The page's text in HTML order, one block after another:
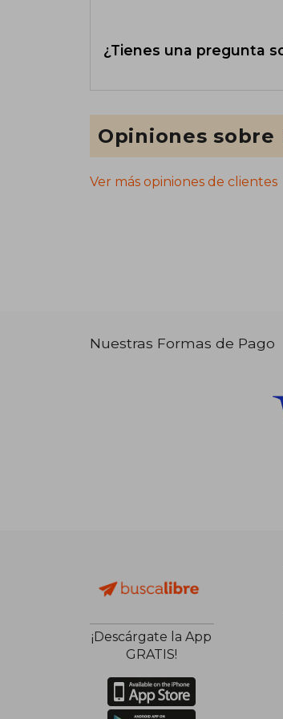
¿Tienes una pregunta
Opiniones sobre
Ver más opiniones de clientes
Nuestras Formas de Pago
¡Descárgate la App
GRATIS!